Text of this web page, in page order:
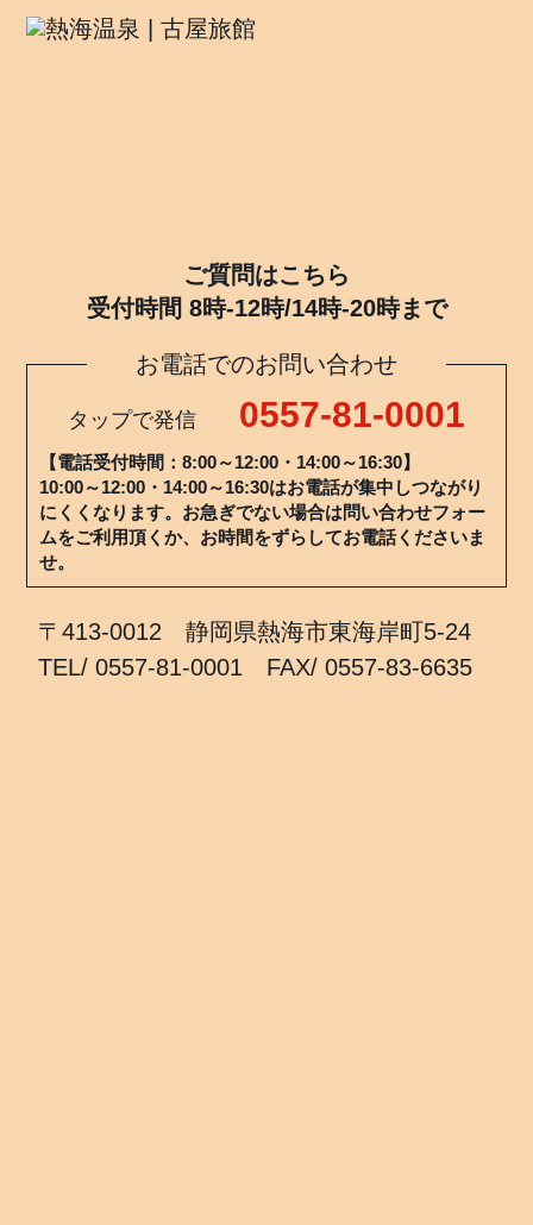
ご質問はこちら
受付時間 8時-12時/14時-20時まで
お電話でのお問い合わせ
タップで発信 0557-81-0001
【電話受付時間：8:00～12:00・14:00～16:30】
10:00～12:00・14:00～16:30はお電話が集中しつながり
にくくなります。お急ぎでない場合は問い合わせフォー
ムをご利用頂くか、お時間をずらしてお電話くださいま
せ。
〒413-0012 静岡県熱海市東海岸町5-24
TEL/ 0557-81-0001 FAX/ 0557-83-6635